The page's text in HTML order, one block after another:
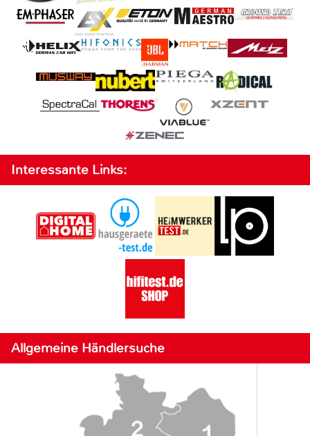
Interessante Links:
Allgemeine Händlersuche